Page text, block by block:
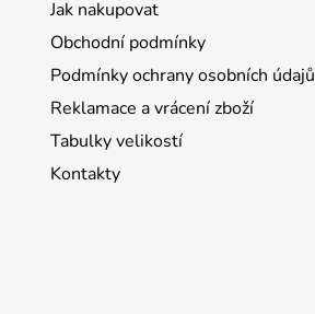
Jak nakupovat
Obchodní podmínky
Podmínky ochrany osobních údajů
Reklamace a vrácení zboží
Tabulky velikostí
Kontakty